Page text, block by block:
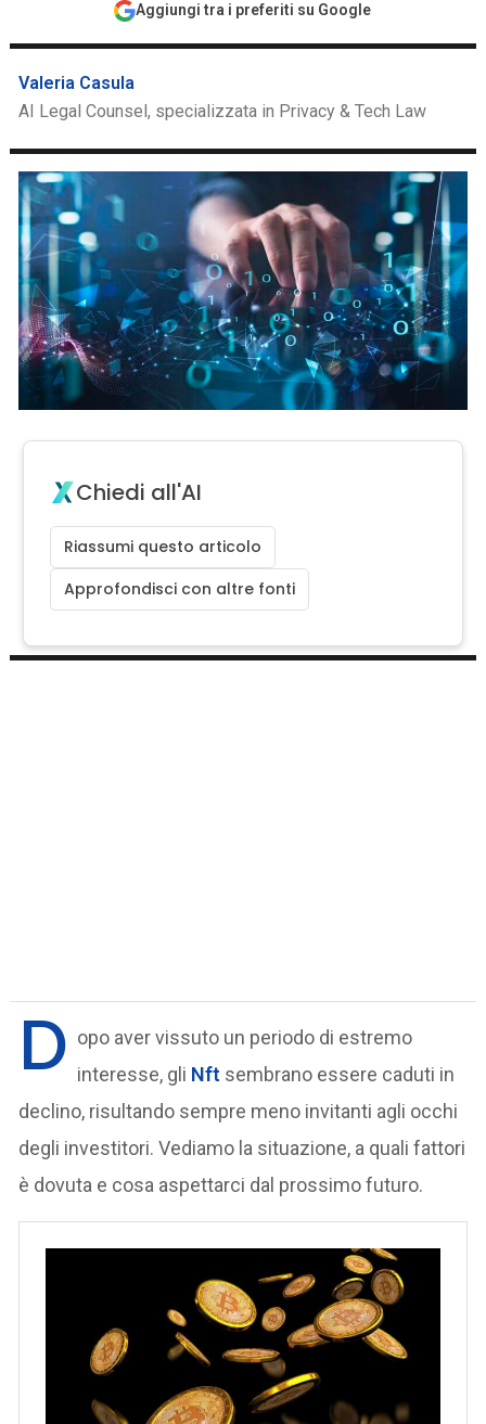
Aggiungi tra i preferiti su Google
Valeria Casula
AI Legal Counsel, specializzata in Privacy & Tech Law
Chiedi all'AI
Riassumi questo articolo
Approfondisci con altre fonti
D opo aver vissuto un periodo di estremo
interesse, gli Nft sembrano essere caduti in
declino, risultando sempre meno invitanti agli occhi
degli investitori. Vediamo la situazione, a quali fattori
è dovuta e cosa aspettarci dal prossimo futuro.